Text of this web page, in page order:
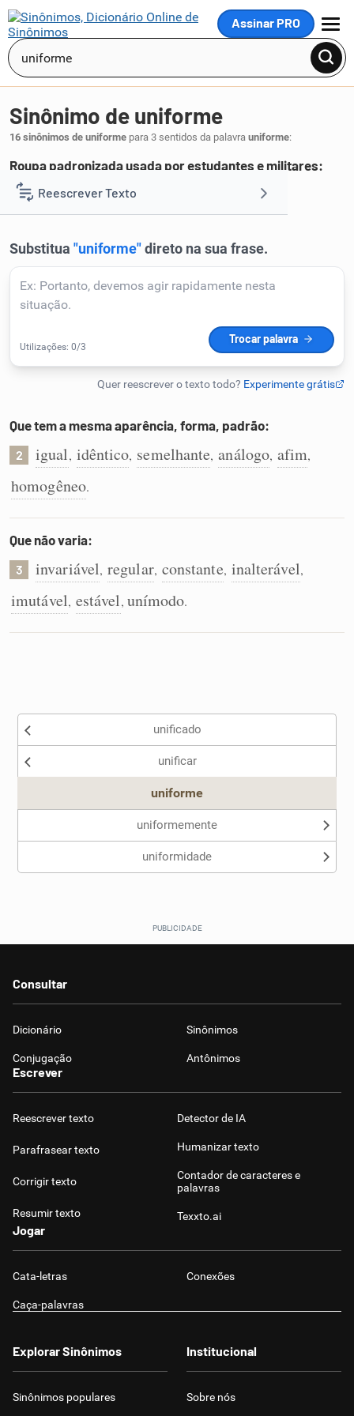
Assinar PRO
MENU
Reescrever Texto
Corrigir Texto
Humanizador de IA
Cata-letras
Conexões
Caça-palavras
Dicionário
Sinônimo de uniforme
16 sinônimos de uniforme para 3 sentidos da palavra uniforme:
Roupa padronizada usada por estudantes e militares:
1 farda,traje,fardamento
Que tem a mesma aparência, forma, padrão:
2 igual, idêntico, semelhante, análogo, afim,
homogêneo.
Que não varia:
3 invariável, regular, constante, inalterável,
imutável, estável, unímodo.
unificado
unificar
uniforme
uniformemente
uniformidade
Consultar
Dicionário Sinônimos
Conjugação Antônimos
Escrever
Reescrever texto
Parafrasear texto
Corrigir texto
Resumir texto
Detector de IA
Humanizar texto
Contador de caracteres e
palavras
Texxto.ai
Jogar
Cata-letras Conexões
Caça-palavras
Explorar Sinônimos
Sinônimos populares
Institucional
Sobre nós